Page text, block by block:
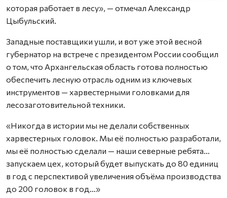
которая работает в лесу», — отмечал Александр
Цыбульский.
Западные поставщики ушли, и вот уже этой весной
губернатор на встрече с президентом России сообщил
о том, что Архангельская область готова полностью
обеспечить лесную отрасль одним из ключевых
инструментов — харвестерными головками для
лесозаготовительной техники.
«Никогда в истории мы не делали собственных
харвестерных головок. Мы её полностью разработали,
мы её полностью сделали — наши северные ребята…
запускаем цех, который будет выпускать до 80 единиц
в год с перспективой увеличения объёма производства
до 200 головок в год…»